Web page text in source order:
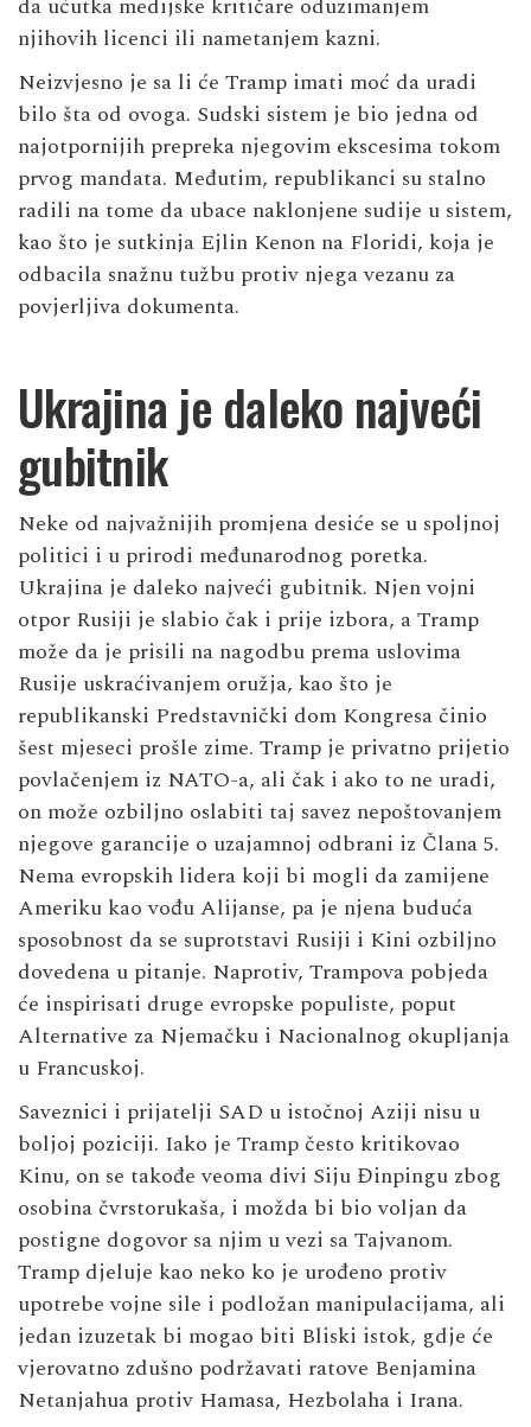
da ućutka medijske kritičare oduzimanjem
njihovih licenci ili nametanjem kazni.
Neizvjesno je sa li će Tramp imati moć da uradi
bilo šta od ovoga. Sudski sistem je bio jedna od
najotpornijih prepreka njegovim ekscesima tokom
prvog mandata. Međutim, republikanci su stalno
radili na tome da ubace naklonjene sudije u sistem,
kao što je sutkinja Ejlin Kenon na Floridi, koja je
odbacila snažnu tužbu protiv njega vezanu za
povjerljiva dokumenta.
Ukrajina je daleko najveći
gubitnik
Neke od najvažnijih promjena desiće se u spoljnoj
politici i u prirodi međunarodnog poretka.
Ukrajina je daleko najveći gubitnik. Njen vojni
otpor Rusiji je slabio čak i prije izbora, a Tramp
može da je prisili na nagodbu prema uslovima
Rusije uskraćivanjem oružja, kao što je
republikanski Predstavnički dom Kongresa činio
šest mjeseci prošle zime. Tramp je privatno prijetio
povlačenjem iz NATO-a, ali čak i ako to ne uradi,
on može ozbiljno oslabiti taj savez nepoštovanjem
njegove garancije o uzajamnoj odbrani iz Člana 5.
Nema evropskih lidera koji bi mogli da zamijene
Ameriku kao vođu Alijanse, pa je njena buduća
sposobnost da se suprotstavi Rusiji i Kini ozbiljno
dovedena u pitanje. Naprotiv, Trampova pobjeda
će inspirisati druge evropske populiste, poput
Alternative za Njemačku i Nacionalnog okupljanja
u Francuskoj.
Saveznici i prijatelji SAD u istočnoj Aziji nisu u
boljoj poziciji. Iako je Tramp često kritikovao
Kinu, on se takođe veoma divi Siju Đinpingu zbog
osobina čvrstorukaša, i možda bi bio voljan da
postigne dogovor sa njim u vezi sa Tajvanom.
Tramp djeluje kao neko ko je urođeno protiv
upotrebe vojne sile i podložan manipulacijama, ali
jedan izuzetak bi mogao biti Bliski istok, gdje će
vjerovatno zdušno podržavati ratove Benjamina
Netanjahua protiv Hamasa, Hezbolaha i Irana.